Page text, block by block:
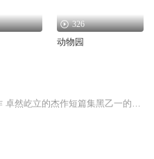
326
动物园